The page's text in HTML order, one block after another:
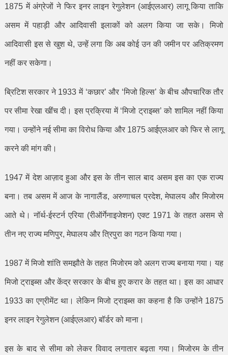
1875में अंग्रेजों ने फिर इनर लाइन रेगुलेशन (आईएलआर) लागू किया ताकि
असम में पहाड़ी और आदिवासी इलाकों को अलग किया जा सके। मिजो
आदिवासी इस से खुश थे,उन्हें लगा कि अब कोई उन की जमीन पर अतिक्रमण
नहीं कर सकेगा।
ब्रिटिश सरकार ने 1933 में ‘कछार’ और ‘मिजो हिल्स’ के बीच औपचारिक तौर
पर सीमा रेखा खींच दी। इस प्रक्रिया में ‘मिजो ट्राइब्स’ को शामिल नहीं किया
गया। उन्होंने नई सीमा का विरोध किया और 1875आईएलआर को फिर से लागू
करने की मांग की।
1947 में देश आज़ाद हुआ और इस के तीन साल बाद असम इस का एक राज्य
बना। तब असम में आज के नागालैंड, अरुणाचल प्रदेश,मेघालय और मिजोरम
आते थे। नॉर्थ-ईस्टर्न एरिया (रीऑर्गेनाइजेशन) एक्ट 1971 के तहत असम से
तीन नए राज्य मणिपुर,मेघालय और त्रिपुरा का गठन किया गया।
1987 में मिजो शांति समझौते के तहत मिजोरम को अलग राज्य बनाया गया। यह
मिजो ट्राइब्स और केंद्र सरकार के बीच हुए करार के तहत था। इस का आधार
1933का एग्रीमेंट था। लेकिन मिजो ट्राइब्स का कहना है कि उन्होंने 1875
इनर लाइन रेगुलेशन (आईएलआर) बॉर्डर को माना।
इस के बाद से सीमा को लेकर विवाद लगातार बढ़ता गया। मिजोरम के तीन